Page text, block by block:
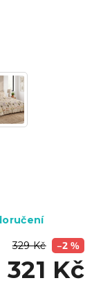
329 Kč –2 %
321 Kč